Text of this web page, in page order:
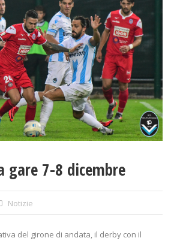
gare 7-8 dicembre
Notizie
del girone di andata, il derby con il